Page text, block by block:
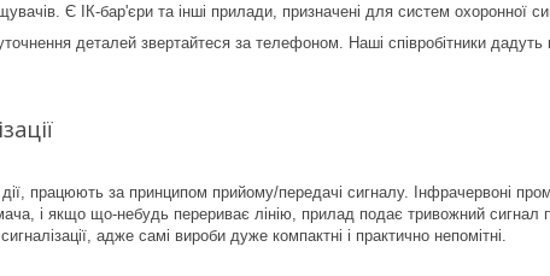
Є ІК-бар'єри та інші прилади, призначені для систем охоронної
деталей звертайтеся за телефоном. Наші співробітники дадуть
дії, працюють за принципом прийому/передачі сигналу. Інфрачервоні
і якщо що-небудь перериває лінію, прилад подає тривожний сигнал
адже самі вироби дуже компактні і практично непомітні.